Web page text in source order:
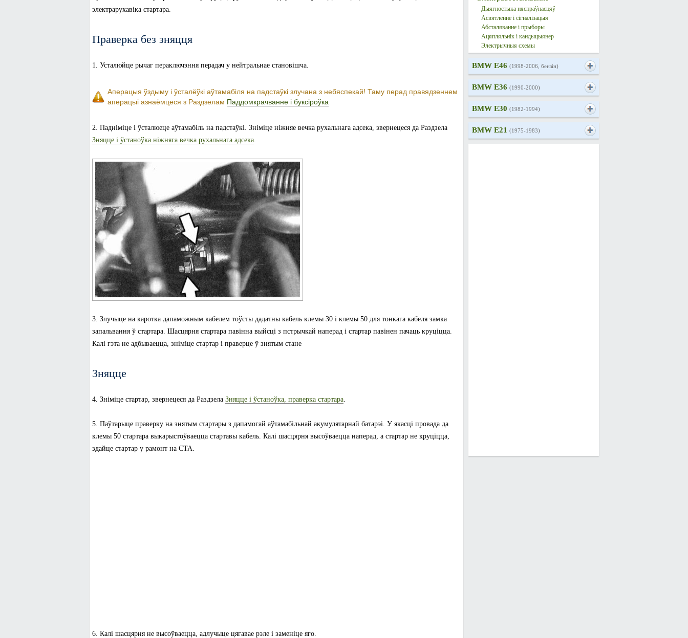
электрарухавіка стартара.
Праверка без зняцця
1. Усталюйце рычаг пераключэння перадач у нейтральнае становішча.
Аперацыя ўздыму і ўсталёўкі аўтамабіля на падстаўкі злучана з небяспекай! Таму перад правядзеннем
аперацыі азнаёмцеся з Раздзелам Паддомкрачванне і буксіроўка
2. Падніміце і ўсталюеце аўтамабіль на падстаўкі. Зніміце ніжняе вечка рухальнага адсека, звернецеся да Раздзела
Зняцце і ўстаноўка ніжняга вечка рухальнага адсека.
3. Злучыце на каротка дапаможным кабелем тоўсты дадатны кабель клемы 30 і клемы 50 для тонкага кабеля замка
запальвання ў стартара. Шасцярня стартара павінна выйсці з пстрычкай наперад і стартар павінен пачаць круціцца.
Калі гэта не адбываецца, зніміце стартар і праверце ў знятым стане
Зняцце
4. Зніміце стартар, звернецеся да Раздзела Зняцце і ўстаноўка, праверка стартара.
5. Паўтарыце праверку на знятым стартары з дапамогай аўтамабільнай акумулятарнай батарэі. У якасці провада да
клемы 50 стартара выкарыстоўваецца стартавы кабель. Калі шасцярня высоўваецца наперад, а стартар не круціцца,
здайце стартар у рамонт на СТА.
6. Калі шасцярня не высоўваецца, адлучыце цягавае рэле і заменіце яго.
Дыягностыка няспраўнасцяў
Асвятленне і сігналізацыя
Абсталяванне і прыборы
Ацяпляльнік і кандыцыянер
Электрычныя схемы
BMW E46 (1998-2006, бензін)
BMW E36 (1990-2000)
BMW E30 (1982-1994)
BMW E21 (1975-1983)